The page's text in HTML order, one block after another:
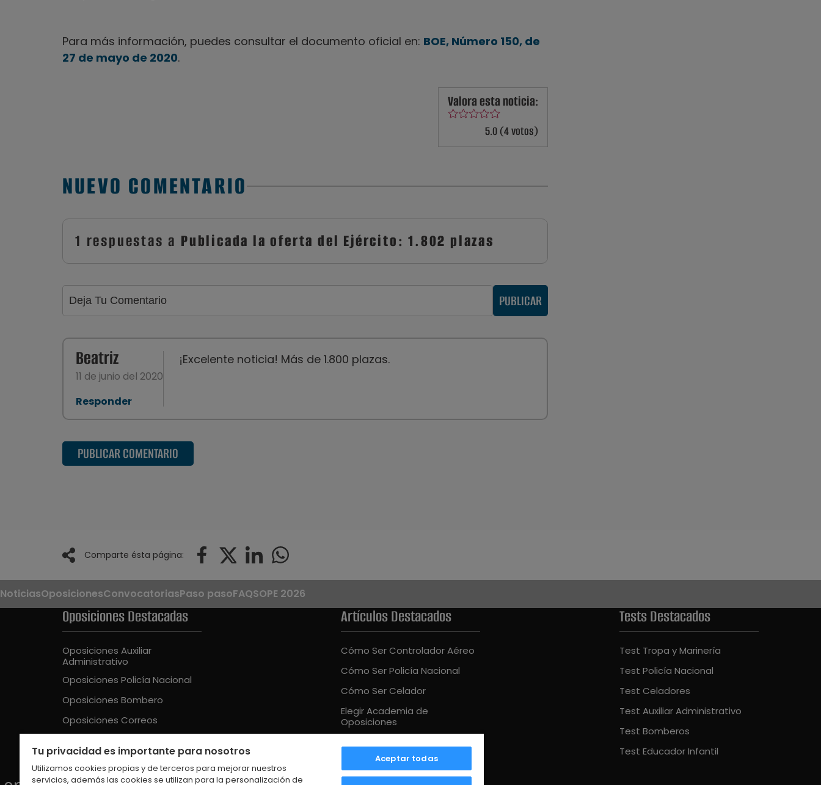
Para más información, puedes consultar el documento oficial en: BOE, Número 150, de
27 de mayo de 2020.
Valora esta noticia:
5.0 (4 votos)
NUEVO COMENTARIO
1 respuestas a Publicada la oferta del Ejército: 1.802 plazas
PUBLICAR
Beatriz
11 de junio del 2020
Responder
¡Excelente noticia! Más de 1.800 plazas.
PUBLICAR COMENTARIO
Comparte ésta página:
NoticiasOposicionesConvocatoriasPaso pasoFAQSOPE 2026
Oposiciones Destacadas
Oposiciones Auxiliar
Administrativo
Oposiciones Policía Nacional
Oposiciones Bombero
Oposiciones Correos
Oposiciones Educación Intantil
Artículos Destacados
Cómo Ser Controlador Aéreo
Cómo Ser Policía Nacional
Cómo Ser Celador
Elegir Academia de
Oposiciones
Mejor Academia Oposiciones
UE
Tests Destacados
Test Tropa y Marinería
Test Policía Nacional
Test Celadores
Test Auxiliar Administrativo
Test Bomberos
Test Educador Infantil
Tu privacidad es importante para nosotros
Utilizamos cookies propias y de terceros para mejorar nuestros
servicios, además las cookies se utilizan para la personalización de
Aceptar todas